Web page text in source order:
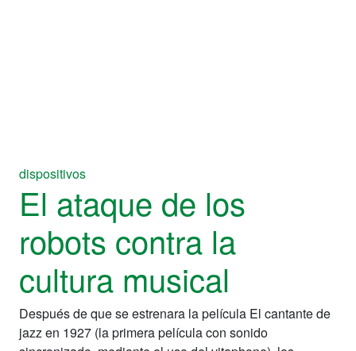
dispositivos
El ataque de los
robots contra la
cultura musical
Después de que se estrenara la película El cantante de
jazz en 1927 (la primera película con sonido